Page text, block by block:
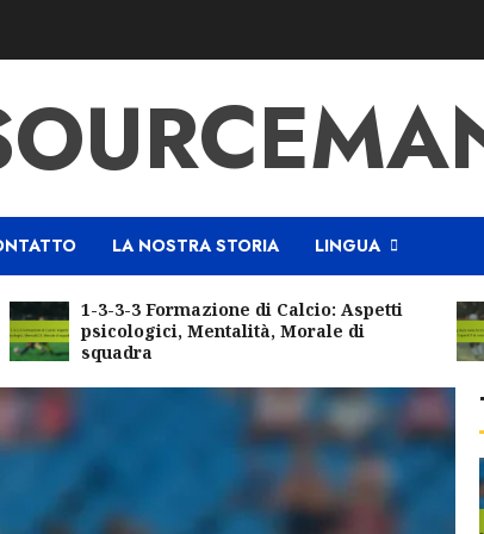
LA NOSTRA STORIA LINGUA
1-3-3-3 Formazione di Calcio: Aspetti
psicologici, Mentalità, Morale di
squadra